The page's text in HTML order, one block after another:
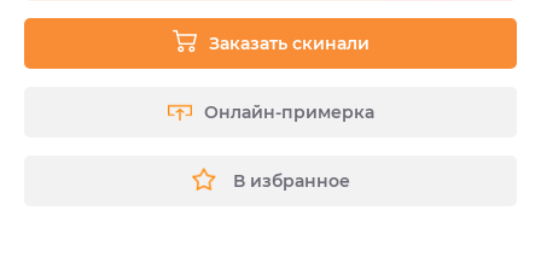
Заказать скинали
Онлайн-примерка
В избранное